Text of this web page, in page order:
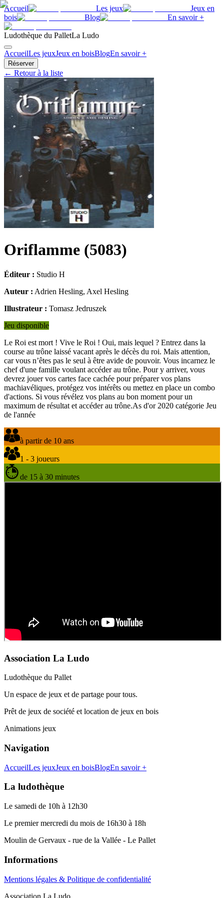
Accueil Les jeux
Jeux en
bois
Blog En savoir +
Ludothèque du PalletLa Ludo
AccueilLes jeuxJeux en boisBlogEn savoir +
Réserver
← Retour à la liste
Oriflamme (5083)
Éditeur : Studio H
Auteur : Adrien Hesling, Axel Hesling
Illustrateur : Tomasz Jedruszek
Jeu disponible
Le Roi est mort ! Vive le Roi ! Oui, mais lequel ? Entrez dans la
course au trône laissé vacant après le décès du roi. Mais attention,
car vous n’êtes pas le seul à être avide de pouvoir. Vous incarnez le
chef d'une famille voulant accéder au trône. Pour y arriver, vous
devrez jouer vos cartes face cachée pour préparer vos plans
machiavéliques, protégez vos intérêts ou mettez en place un combo
d'actions. Si vous révélez vos plans au bon moment pour un
maximum de résultat et accéder au trône.As d'or 2020 catégorie Jeu
de l'année
à partir de 10 ans
1 - 3 joueurs
de 15 à 30 minutes
Association La Ludo
Ludothèque du Pallet
Un espace de jeux et de partage pour tous.
Prêt de jeux de société et location de jeux en bois
Animations jeux
Navigation
AccueilLes jeuxJeux en boisBlogEn savoir +
La ludothèque
Le samedi de 10h à 12h30
Le premier mercredi du mois de 16h30 à 18h
Moulin de Gervaux - rue de la Vallée - Le Pallet
Informations
Mentions légales & Politique de confidentialité
Association La Ludo